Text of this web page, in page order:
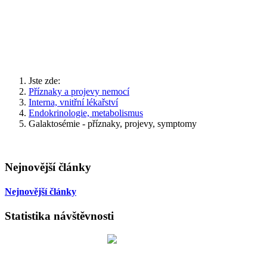
Jste zde:
Příznaky a projevy nemocí
Interna, vnitřní lékařství
Endokrinologie, metabolismus
Galaktosémie - příznaky, projevy, symptomy
Nejnovější články
Nejnovější články
Statistika návštěvnosti